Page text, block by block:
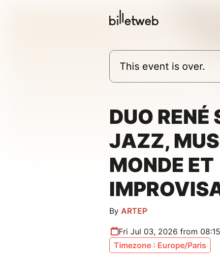
This event is over.
DUO RENÉ
JAZZ,
MONDE ET
By ARTEP
Fri Jul 03, 2026 from
Timezone : Europe/Paris